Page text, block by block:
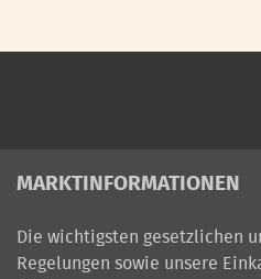
MARKTINFORMATIONEN
Die wichtigsten gesetzlichen
Regelungen sowie unsere